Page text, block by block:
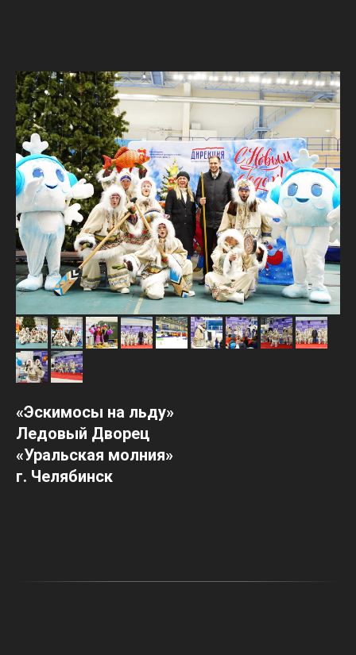
«Эскимосы на льду»
Ледовый Дворец
«Уральская молния»
г. Челябинск